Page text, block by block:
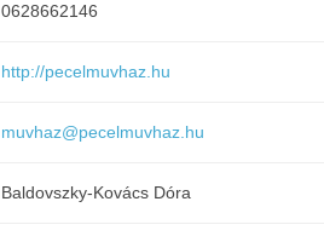
0628662146
http://pecelmuvhaz.hu
muvhaz@pecelmuvhaz.hu
Baldovszky-Kovács Dóra